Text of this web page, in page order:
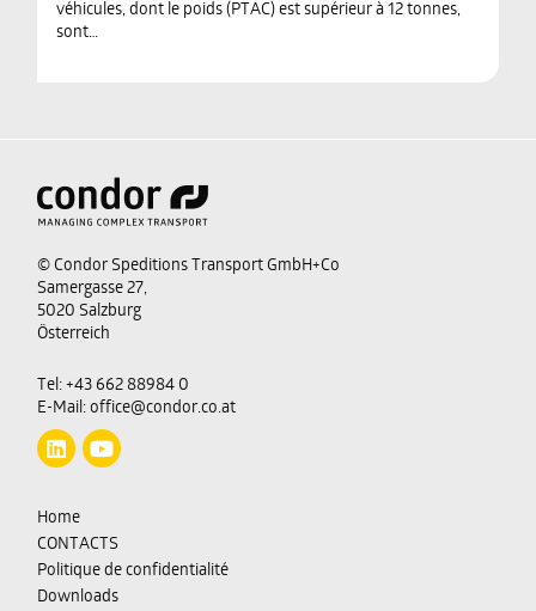
véhicules, dont le poids (PTAC) est supérieur à 12 tonnes,
sont…
© Condor Speditions Transport GmbH+Co
Samergasse 27,
5020 Salzburg
Österreich
Tel: +43 662 88984 0
E-Mail: office@condor.co.at
Home
CONTACTS
Politique de confidentialité
Downloads